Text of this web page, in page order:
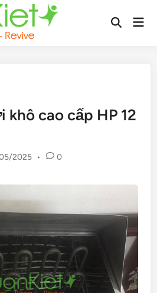
Open
khô cao cấp HP 12
2025 • 0